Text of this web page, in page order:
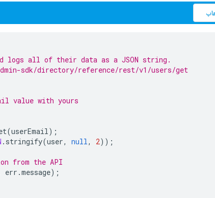
logs all of their data as a JSON string.
sdk/directory/reference/rest/v1/users/get
value with yours
(userEmail);
. stringify(user, null, 2));
from the API
err .message);